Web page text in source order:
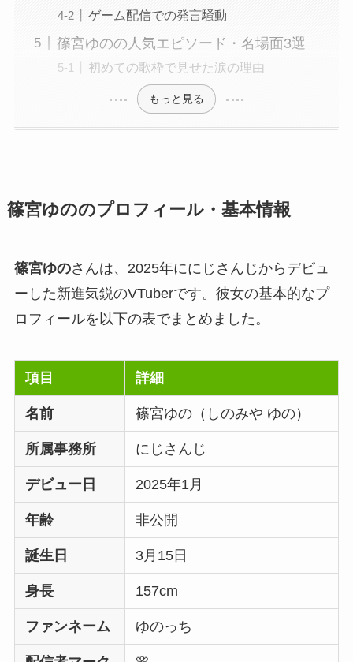
ゲーム配信での発言騒動
篠宮ゆのの人気エピソード・名場面3選
初めての歌枠で見せた涙の理由
もっと見る
篠宮ゆののプロフィール・基本情報
篠宮ゆのさんは、2025年ににじさんじからデビュ
ーした新進気鋭のVTuberです。彼女の基本的なプ
ロフィールを以下の表でまとめました。
項目 詳細
名前 篠宮ゆの（しのみや ゆの）
所属事務所 にじさんじ
デビュー日 2025年1月
年齢 非公開
誕生日 3月15日
身長 157cm
ファンネーム ゆのっち